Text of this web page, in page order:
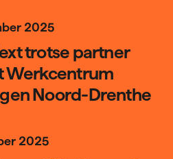
2025
trotse partner
Werkcentrum
Noord-Drenthe
2025